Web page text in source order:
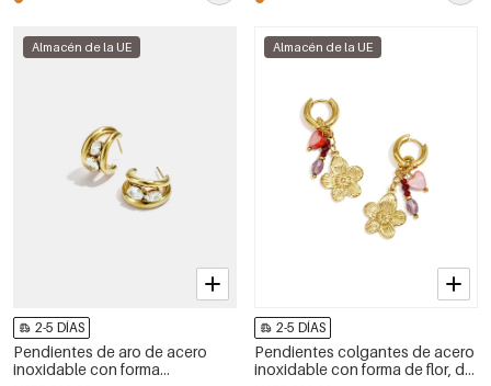
Almacén de la UE
2-5 DÍAS
Pendientes de aro de acero
inoxidable con forma
Almacén de la UE
2-5 DÍAS
Pendientes colgantes de acero
inoxidable con forma de flor, de